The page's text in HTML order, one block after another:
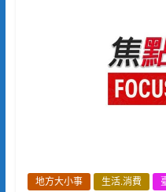
地方大小事 生活.消費